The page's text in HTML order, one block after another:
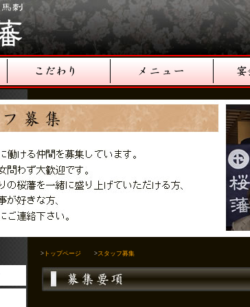
> トップページ >スタッフ募集